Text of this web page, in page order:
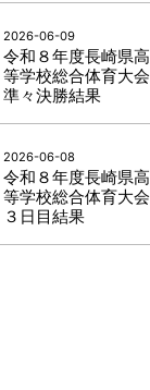
2026-06-09
令和８年度長崎県高
等学校総合体育大会
準々決勝結果
2026-06-08
令和８年度長崎県高
等学校総合体育大会
３日目結果